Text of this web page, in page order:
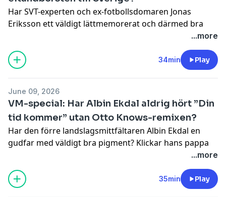
abonnemang. Via min länk får du dessutom 4 extra
månader på 2-årsplanen och 30 dagars pengarna-
Hosted on Acast. See
for more
information.
Har SVT-experten och ex-fotbollsdomaren Jonas
Eriksson ett väldigt lättmemorerat och därmed bra
telefonnummer? Älskar han att gitarriffet i Status
Quos ”Whatever you want” går exakt likadant som
sångmelodin? Och är han buksvåger med sultanen av
Brunei?
information.
...more
34min Play
June 09, 2026
VM-special: Har Albin Ekdal aldrig hört ”Din
tid kommer” utan Otto Knows-remixen?
Har den förre landslagsmittfältaren Albin Ekdal en
gudfar med väldigt bra pigment? Klickar hans pappa
inte med ”Granens” pappa? Och stod han på samma
studentflak som en kille som senare skulle komma att
dömas för ekobrott?
Hosted on Acast. See
for more
...more
35min Play